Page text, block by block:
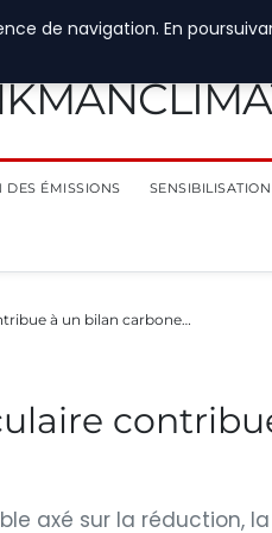
DES ÉMISSIONS
à un bilan carbone…
axé sur la réduction,
de navigation. En